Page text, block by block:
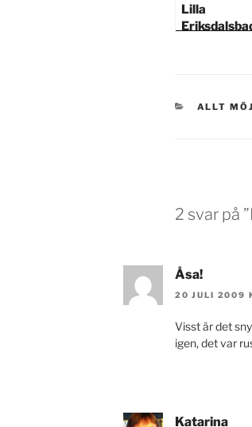
Lilla
ALLT
2 svar på
Åsa!
20 JULI 2009
Visst är det
igen, det var
Katarina